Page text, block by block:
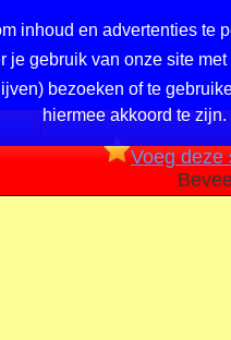
inhoud en advertenties te
je gebruik van onze site
bezoeken of te
hiermee akkoord te
|Overzicht
Voeg deze